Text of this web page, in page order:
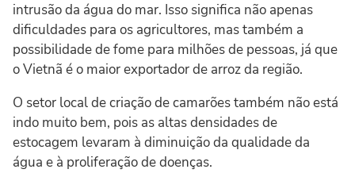
intrusão da água do mar. Isso significa não apenas
dificuldades para os agricultores, mas também a
possibilidade de fome para milhões de pessoas, já que
o Vietnã é o maior exportador de arroz da região.
O setor local de criação de camarões também não está
indo muito bem, pois as altas densidades de
estocagem levaram à diminuição da qualidade da
água e à proliferação de doenças.